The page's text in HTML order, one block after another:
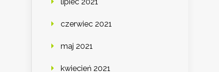
czerwiec 2021
maj 2021
kwiecień 2021